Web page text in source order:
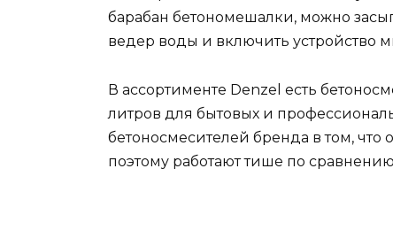
барабан бетономешалки, можно
ведер воды и включить устройство
В ассортименте Denzel есть
литров для бытовых и
бетоносмесителей бренда в том,
поэтому работают тише по